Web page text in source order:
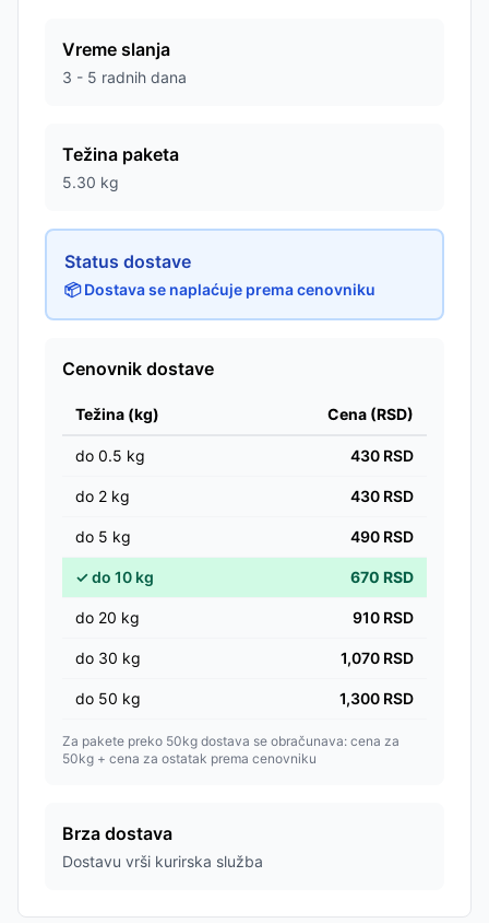
Vreme slanja
3 - 5 radnih dana
Težina paketa
5.30 kg
Status dostave
📦 Dostava se naplaćuje prema cenovniku
Cenovnik dostave
Težina (kg) Cena (RSD)
do 0.5 kg 430 RSD
do 2 kg 430 RSD
do 5 kg 490 RSD
✓do 10 kg 670 RSD
do 20 kg 910 RSD
do 30 kg 1,070 RSD
do 50 kg 1,300 RSD
Za pakete preko 50kg dostava se obračunava: cena za
50kg + cena za ostatak prema cenovniku
Brza dostava
Dostavu vrši kurirska služba